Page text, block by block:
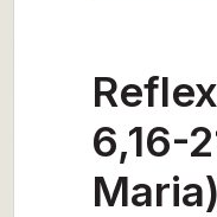
6,16-
Maria)